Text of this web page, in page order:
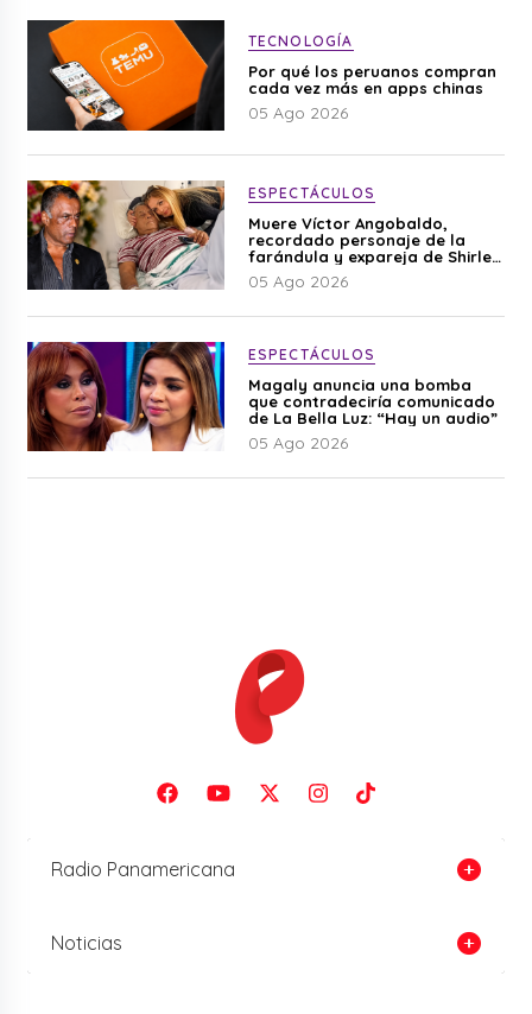
TECNOLOGÍA
Por qué los peruanos compran
cada vez más en apps chinas
05 Ago 2026
ESPECTÁCULOS
Muere Víctor Angobaldo,
recordado personaje de la
farándula y expareja de Shirley
Cherres
05 Ago 2026
ESPECTÁCULOS
Magaly anuncia una bomba
que contradeciría comunicado
de La Bella Luz: “Hay un audio”
05 Ago 2026
Radio Panamericana
Noticias